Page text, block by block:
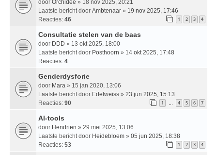
door Orchidee » 18 nov 2025, 20:21
Laatste bericht door Ambtenaar » 19 nov 2025, 17:46
Reacties: 46 1 2 3 4
Consultatie stelen van de baas
door DDD » 13 okt 2025, 18:00
Laatste bericht door Posthoorn » 14 okt 2025, 17:48
Reacties: 4
Genderdysforie
door Mara » 15 jan 2020, 13:06
Laatste bericht door Edelweiss » 23 jun 2025, 15:13
Reacties: 90 1 … 4 5 6 7
AI-tools
door Hendrien » 29 mei 2025, 13:06
Laatste bericht door Heidebloem » 05 jun 2025, 18:38
Reacties: 53 1 2 3 4